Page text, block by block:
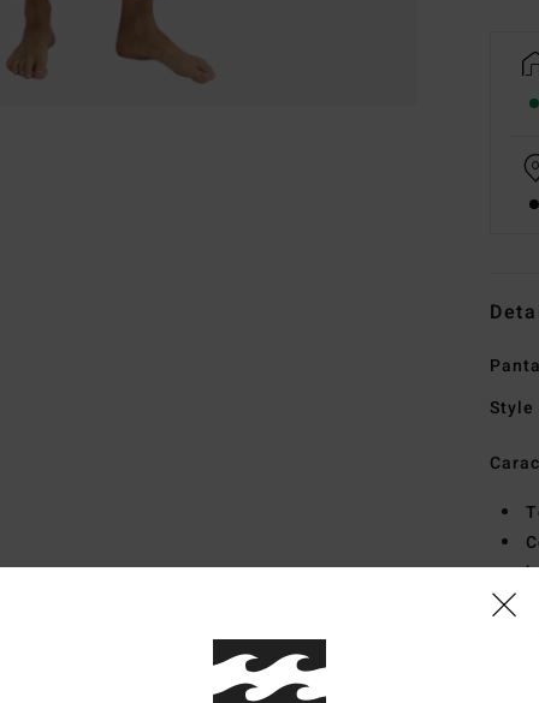
Style